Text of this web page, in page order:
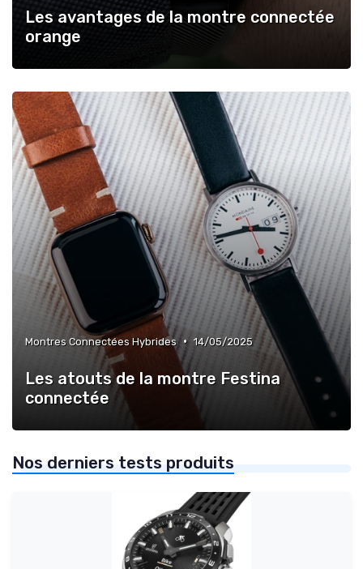
Les avantages de la montre connectée
orange
Montres Connectées Hybrides • 14/05/2025
Les atouts de la montre Festina
connectée
Nos derniers tests produits